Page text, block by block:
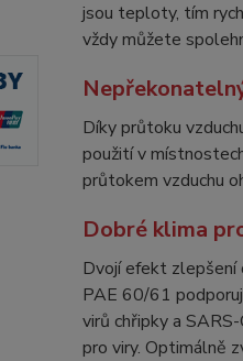
jsou teploty, tím
vždy můžete
Díky průtoku
použití v
průtokem vzduchu
Dobré klima
Dvojí efekt zlepšení
PAE 60/61
virů chřipky a
pro viry. Optimálně